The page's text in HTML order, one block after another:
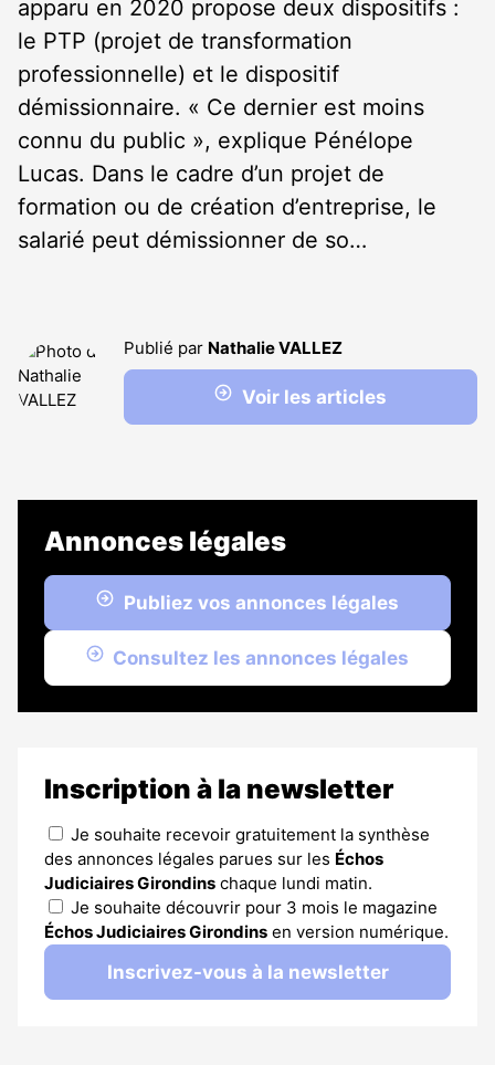
apparu en 2020 propose deux dispositifs :
le PTP (projet de transformation
professionnelle) et le dispositif
démissionnaire. « Ce dernier est moins
connu du public », explique Pénélope
Lucas. Dans le cadre d’un projet de
formation ou de création d’entreprise, le
salarié peut démissionner de so…
Publié par Nathalie VALLEZ
Voir les articles
Annonces légales
Publiez vos annonces légales
Consultez les annonces légales
Inscription à la newsletter
Je souhaite recevoir gratuitement la synthèse
des annonces légales parues sur les Échos
Judiciaires Girondins chaque lundi matin.
Je souhaite découvrir pour 3 mois le magazine
Échos Judiciaires Girondins en version numérique.
Inscrivez-vous à la newsletter